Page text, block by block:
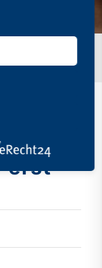
oder erst
erst